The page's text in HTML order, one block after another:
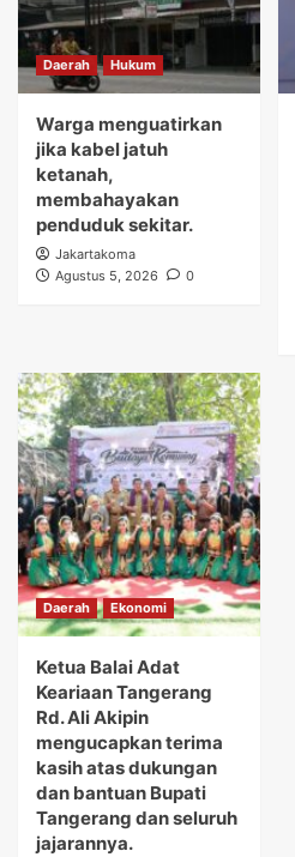
Daerah Hukum
Warga menguatirkan
jika kabel jatuh
ketanah,
membahayakan
penduduk sekitar.
Jakartakoma
Agustus 5, 2026
0
Daerah Ekonomi
Ketua Balai Adat
Keariaan Tangerang
Rd. Ali Akipin
mengucapkan terima
kasih atas dukungan
dan bantuan Bupati
Tangerang dan seluruh
jajarannya.